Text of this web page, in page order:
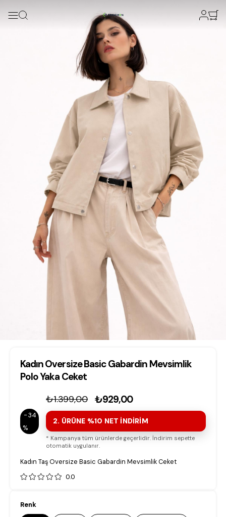
Kadın Oversize Basic Gabardin Mevsimlik
Polo Yaka Ceket
34
₺1.399,00 ₺929,00
2. ÜRÜNE %10 NET İNDİRİM
* Kampanya tüm ürünlerde geçerlidir. İndirim sepette
otomatik uygulanır.
Kadın Taş Oversize Basic Gabardin Mevsimlik Ceket
0.0
Renk